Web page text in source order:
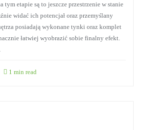
tym etapie są to jeszcze przestrzenie w stanie
widać ich potencjał oraz przemyślany
posiadają wykonane tynki oraz komplet
łatwiej wyobrazić sobie finalny efekt.
1 min read